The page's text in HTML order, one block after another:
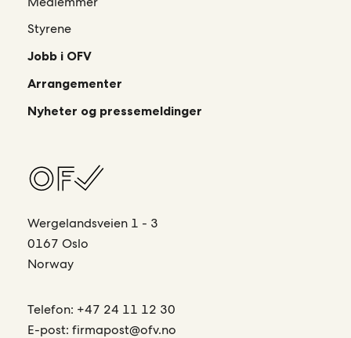
Styrene
Jobb i OFV
Arrangementer
Nyheter og pressemeldinger
Wergelandsveien 1 - 3
0167 Oslo
Norway
Telefon: +47 24 11 12 30
E-post:firmapost@ofv.no